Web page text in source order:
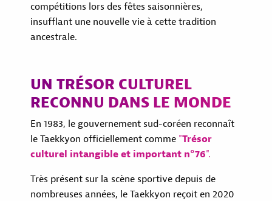
compétitions lors des fêtes saisonnières,
insufflant une nouvelle vie à cette tradition
ancestrale.
UN TRÉSOR CULTUREL
RECONNU DANS LE MONDE
En 1983, le gouvernement sud-coréen reconnaît
le Taekkyon officiellement comme "Trésor
culturel intangible et important n°76".
Très présent sur la scène sportive depuis de
nombreuses années, le Taekkyon reçoit en 2020